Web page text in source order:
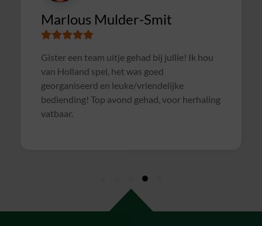
CIMSOLUTIONS
met een gezellige pubquiz. Een dikke 10 :).